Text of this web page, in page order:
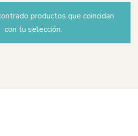
productos que coincidan
con tu selección.